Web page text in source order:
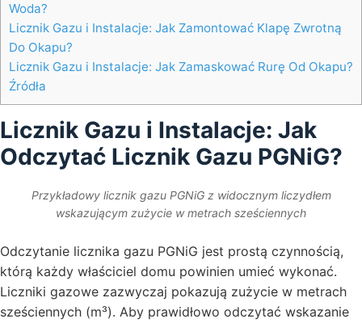
Woda?
Licznik Gazu i Instalacje: Jak Zamontować Klapę Zwrotną
Do Okapu?
Licznik Gazu i Instalacje: Jak Zamaskować Rurę Od Okapu?
Źródła
Licznik Gazu i Instalacje: Jak
Odczytać Licznik Gazu PGNiG?
Przykładowy licznik gazu PGNiG z widocznym liczydłem
wskazującym zużycie w metrach sześciennych
Odczytanie licznika gazu PGNiG jest prostą czynnością,
którą każdy właściciel domu powinien umieć wykonać.
Liczniki gazowe zazwyczaj pokazują zużycie w metrach
sześciennych (m³). Aby prawidłowo odczytać wskazanie